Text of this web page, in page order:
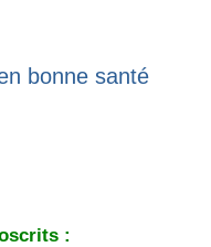
bonne santé
: